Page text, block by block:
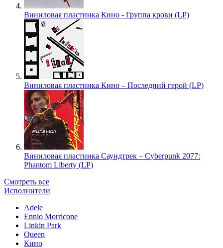
Виниловая пластинка Кино - Группа крови (LP)
Виниловая пластинка Кино – Последний герой (LP)
Виниловая пластинка Саундтрек – Cyberpunk 2077:
Phantom Liberty (LP)
Смотреть все
Исполнители
Adele
Ennio Morricone
Linkin Park
Queen
Кино